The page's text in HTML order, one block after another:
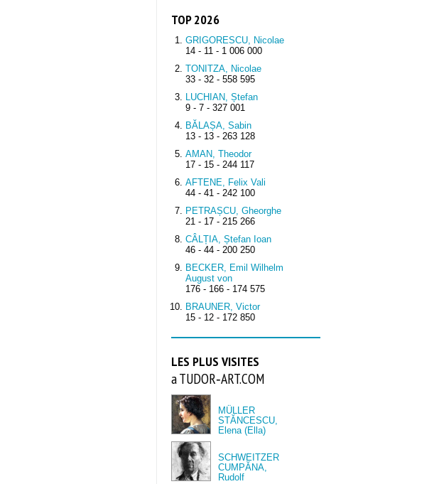
TOP 2026
GRIGORESCU, Nicolae
14 - 11 - 1 006 000
TONITZA, Nicolae
33 - 32 - 558 595
LUCHIAN, Ștefan
9 - 7 - 327 001
BĂLAȘA, Sabin
13 - 13 - 263 128
AMAN, Theodor
17 - 15 - 244 117
AFTENE, Felix Vali
44 - 41 - 242 100
PETRAȘCU, Gheorghe
21 - 17 - 215 266
CÂLȚIA, Ștefan Ioan
46 - 44 - 200 250
BECKER, Emil Wilhelm
August von
176 - 166 - 174 575
BRAUNER, Victor
15 - 12 - 172 850
LES PLUS VISITES
a TUDOR‑ART.COM
MÜLLER
STĂNCESCU,
Elena (Ella)
SCHWEITZER
CUMPĂNA,
Rudolf